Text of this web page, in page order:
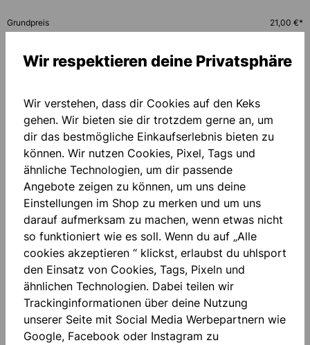
Grundpreis 21,00 €*
Menge
IN DEN WARENKORB
Zum Merkzettel hinzufügen
Beschreibung
Sublimationsdruck Gedrucktes Logo gepolsterter
Ellbogenbereich Gedruckter Schriftzug "FOR THE
PLANET"
Mehr
Wir respektieren deine Privatsphäre
Wir verstehen, dass dir Cookies auf den Keks
gehen. Wir bieten sie dir trotzdem gerne an, um
dir das bestmögliche Einkaufserlebnis bieten zu
können. Wir nutzen Cookies, Pixel, Tags und
ähnliche Technologien, um dir passende
Angebote zeigen zu können, um uns deine
Einstellungen im Shop zu merken und um uns
darauf aufmerksam zu machen, wenn etwas nicht
so funktioniert wie es soll. Wenn du auf „Alle
cookies akzeptieren “ klickst, erlaubst du uhlsport
den Einsatz von Cookies, Tags, Pixeln und
ähnlichen Technologien. Dabei teilen wir
Trackinginformationen über deine Nutzung
unserer Seite mit Social Media Werbepartnern wie
Google, Facebook oder Instagram zu